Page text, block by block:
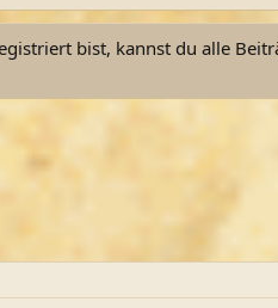
bist, kannst du alle